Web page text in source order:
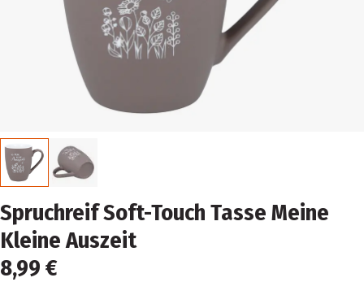
Spruchreif Soft-Touch Tasse Meine
Kleine Auszeit
8,99 €